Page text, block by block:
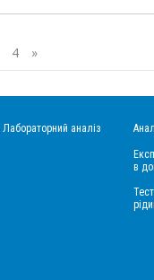
4 »
Лабораторний аналіз
в